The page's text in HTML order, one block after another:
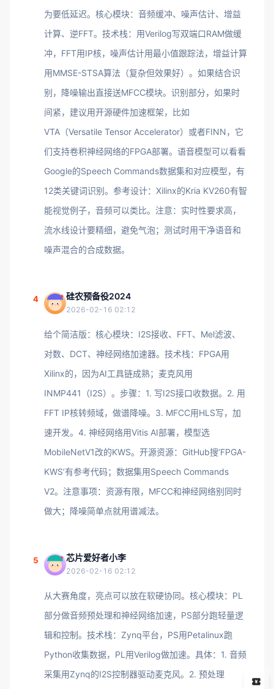
为要低延迟。核心模块：音频缓冲、噪声估计、增益
计算、逆FFT。技术栈：用Verilog写双端口RAM做缓
冲，FFT用IP核，噪声估计用最小值跟踪法，增益计算
用MMSE-STSA算法（复杂但效果好）。如果结合识
别，降噪输出直接送MFCC模块。识别部分，如果时
间紧，建议用开源硬件加速框架，比如
VTA（Versatile Tensor Accelerator）或者FINN，它
们支持卷积神经网络的FPGA部署。语音模型可以看看
Google的Speech Commands数据集和对应模型，有
12类关键词识别。参考设计：Xilinx的Kria KV260有智
能视觉例子，音频可以类比。注意：实时性要求高，
流水线设计要精细，避免气泡；测试时用干净语音和
噪声混合的合成数据。
4 硅农预备役2024
2026-02-16 02:12
给个简洁版：核心模块：I2S接收、FFT、Mel滤波、
对数、DCT、神经网络加速器。技术栈：FPGA用
Xilinx的，因为AI工具链成熟；麦克风用
INMP441（I2S）。步骤：1. 写I2S接口收数据。2. 用
FFT IP核转频域，做谱降噪。3. MFCC用HLS写，加
速开发。4. 神经网络用Vitis AI部署，模型选
MobileNetV1改的KWS。开源资源：GitHub搜‘FPGA-
KWS’有参考代码；数据集用Speech Commands
V2。注意事项：资源有限，MFCC和神经网络别同时
做大；降噪简单点就用谱减法。
5 芯片爱好者小李
2026-02-16 02:12
从大赛角度，亮点可以放在软硬协同。核心模块：PL
部分做音频预处理和神经网络加速，PS部分跑轻量逻
辑和控制。技术栈：Zynq平台，PS用Petalinux跑
Python收集数据，PL用Verilog做加速。具体：1. 音频
采集用Zynq的I2S控制器驱动麦克风。2. 预处理